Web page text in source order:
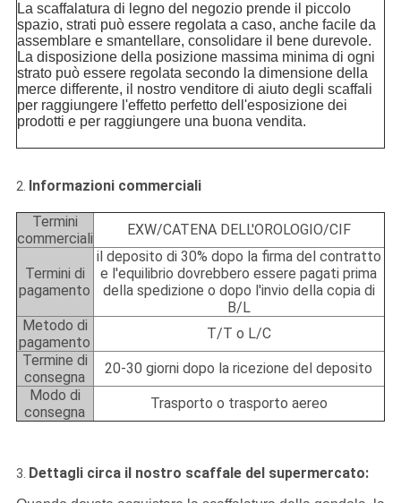
La scaffalatura di legno del negozio prende il piccolo
spazio, strati può essere regolata a caso, anche facile da
assemblare e smantellare, consolidare il bene durevole.
La disposizione della posizione massima minima di ogni
strato può essere regolata secondo la dimensione della
merce differente, il nostro venditore di aiuto degli scaffali
per raggiungere l'effetto perfetto dell'esposizione dei
prodotti e per raggiungere una buona vendita.
2. Informazioni commerciali
Termini
commerciali
EXW/CATENA DELL'OROLOGIO/CIF
Termini di
pagamento
il deposito di 30% dopo la firma del contratto
e l'equilibrio dovrebbero essere pagati prima
della spedizione o dopo l'invio della copia di
B/L
Metodo di
pagamento
T/T o L/C
Termine di
consegna
20-30 giorni dopo la ricezione del deposito
Modo di
consegna
Trasporto o trasporto aereo
3. Dettagli circa il nostro scaffale del supermercato: